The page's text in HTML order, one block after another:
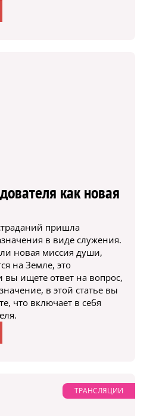
как новая
пришла
в виде служения.
новая миссия души,
на Земле, это
вы ищете ответ на вопрос,
в этой статье вы
что включает в себя
ТРАНСЛЯЦИИ